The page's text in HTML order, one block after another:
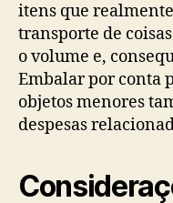
itens que
transporte de
o volume e,
Embalar por conta
objetos menores
despesas